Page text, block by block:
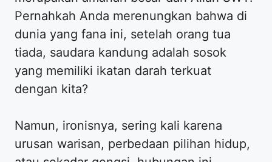
Pernahkah Anda merenungkan bahwa di
dunia yang fana ini, setelah orang tua
tiada, saudara kandung adalah sosok
yang memiliki ikatan darah terkuat
dengan kita?
Namun, ironisnya, sering kali karena
urusan warisan, perbedaan pilihan hidup,